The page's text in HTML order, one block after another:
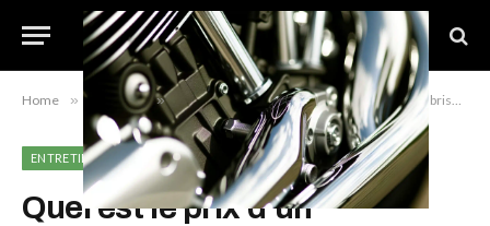
Home » Entretien » Quel est le prix d’un remplacement de pare brise sur une Dacia Logan ?
ENTRETIEN
Quel est le prix d’un